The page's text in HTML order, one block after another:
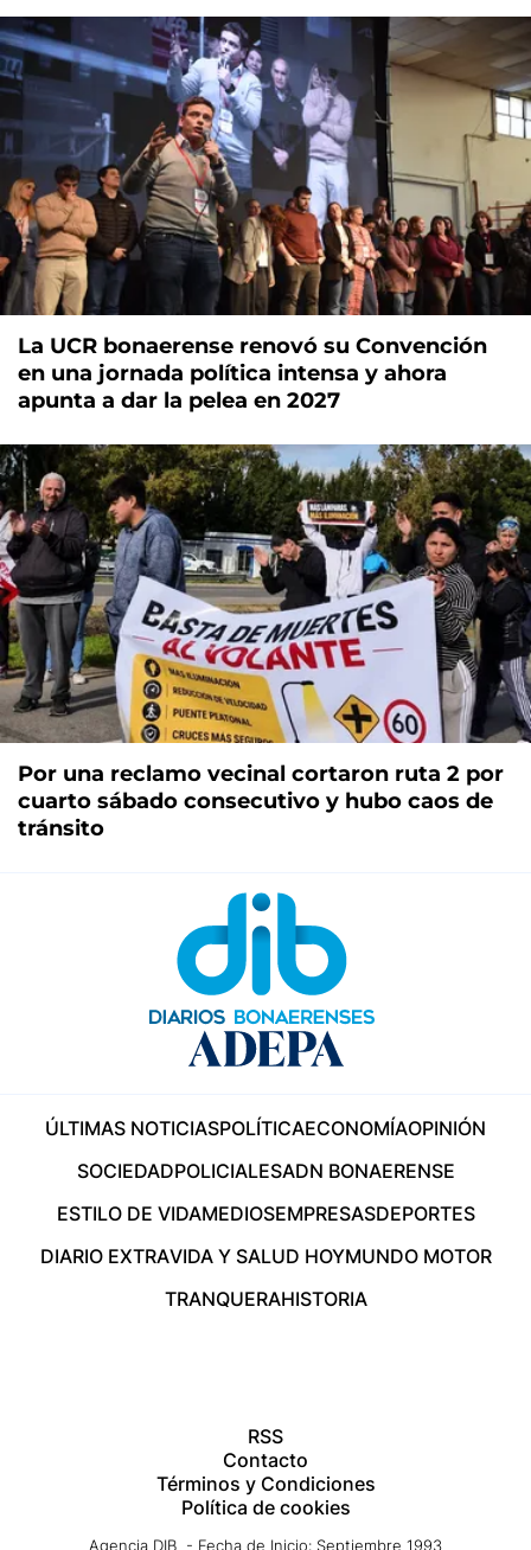
La UCR bonaerense renovó su Convención
en una jornada política intensa y ahora
apunta a dar la pelea en 2027
Por una reclamo vecinal cortaron ruta 2 por
cuarto sábado consecutivo y hubo caos de
tránsito
ÚLTIMAS NOTICIASPOLÍTICAECONOMÍAOPINIÓN
SOCIEDADPOLICIALESADN BONAERENSE
ESTILO DE VIDAMEDIOSEMPRESASDEPORTES
DIARIO EXTRAVIDA Y SALUD HOYMUNDO MOTOR
TRANQUERAHISTORIA
RSS
Contacto
Términos y Condiciones
Política de cookies
Agencia DIB - Fecha de Inicio: Septiembre 1993